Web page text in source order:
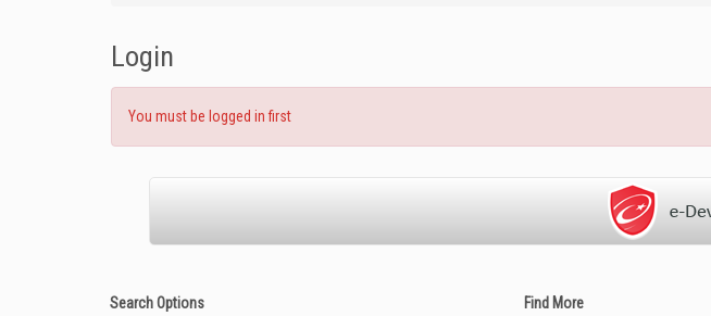
Login
You must be logged in first
Search Options Find More